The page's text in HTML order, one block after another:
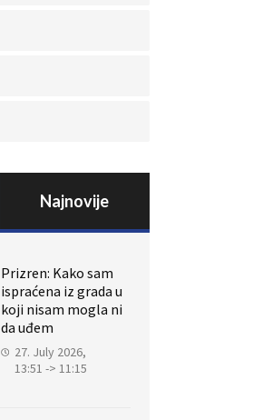
Najnovije
Prizren: Kako sam
ispraćena iz grada u
koji nisam mogla ni
da uđem
27. July 2026,
13:51 -> 11:15